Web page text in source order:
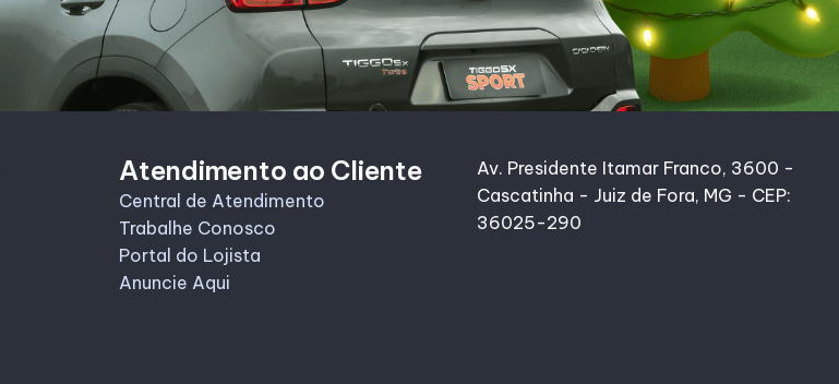
Atendimento ao Cliente
Central de Atendimento
Trabalhe Conosco
Portal do Lojista
Anuncie Aqui
Av. Presidente Itamar Franco, 3600 -
Cascatinha - Juiz de Fora, MG - CEP:
36025-290